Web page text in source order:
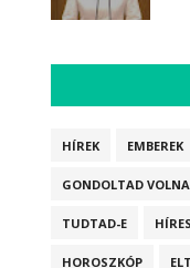
HÍREK EMBEREK
GONDOLTAD VOLNA
TUDTAD-E
HOROSZKÓP